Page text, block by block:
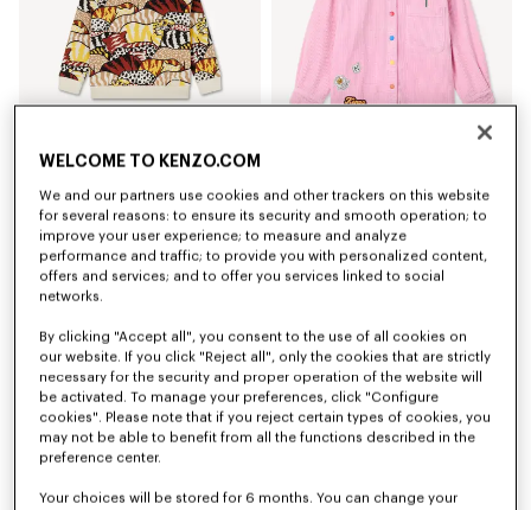
'Animal Fantasy' スウェット イン コットン
¥ 25,300
'Play KENZO' シャツ イン コーデュロイ
¥ 25,300
新着 新着
WELCOME TO KENZO.COM
We and our partners use cookies and other trackers on this website
for several reasons: to ensure its security and smooth operation; to
improve your user experience; to measure and analyze
performance and traffic; to provide you with personalized content,
offers and services; and to offer you services linked to social
networks.
By clicking "Accept all", you consent to the use of all cookies on
our website. If you click "Reject all", only the cookies that are strictly
necessary for the security and proper operation of the website will
be activated. To manage your preferences, click "Configure
cookies". Please note that if you reject certain types of cookies, you
may not be able to benefit from all the functions described in the
preference center.
Your choices will be stored for 6 months. You can change your